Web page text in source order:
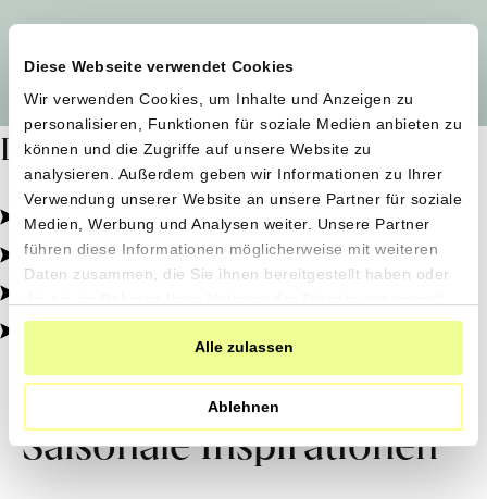
Diese Webseite verwendet Cookies
Wir verwenden Cookies, um Inhalte und Anzeigen zu
personalisieren, Funktionen für soziale Medien anbieten zu
können und die Zugriffe auf unsere Website zu
analysieren. Außerdem geben wir Informationen zu Ihrer
Verwendung unserer Website an unsere Partner für soziale
Medien, Werbung und Analysen weiter. Unsere Partner
führen diese Informationen möglicherweise mit weiteren
Daten zusammen, die Sie ihnen bereitgestellt haben oder
haben.
Alle zulassen
Ablehnen
Dafür stehen wir
Pestizidfrei angebaut, schonend verarbeitet.
Natürliche Zutaten, echter Geschmack.
Von kleinen Höfen, direkt zu dir.
100% transparent, 0% Zusatzstoffe.
Saisonale Inspirationen